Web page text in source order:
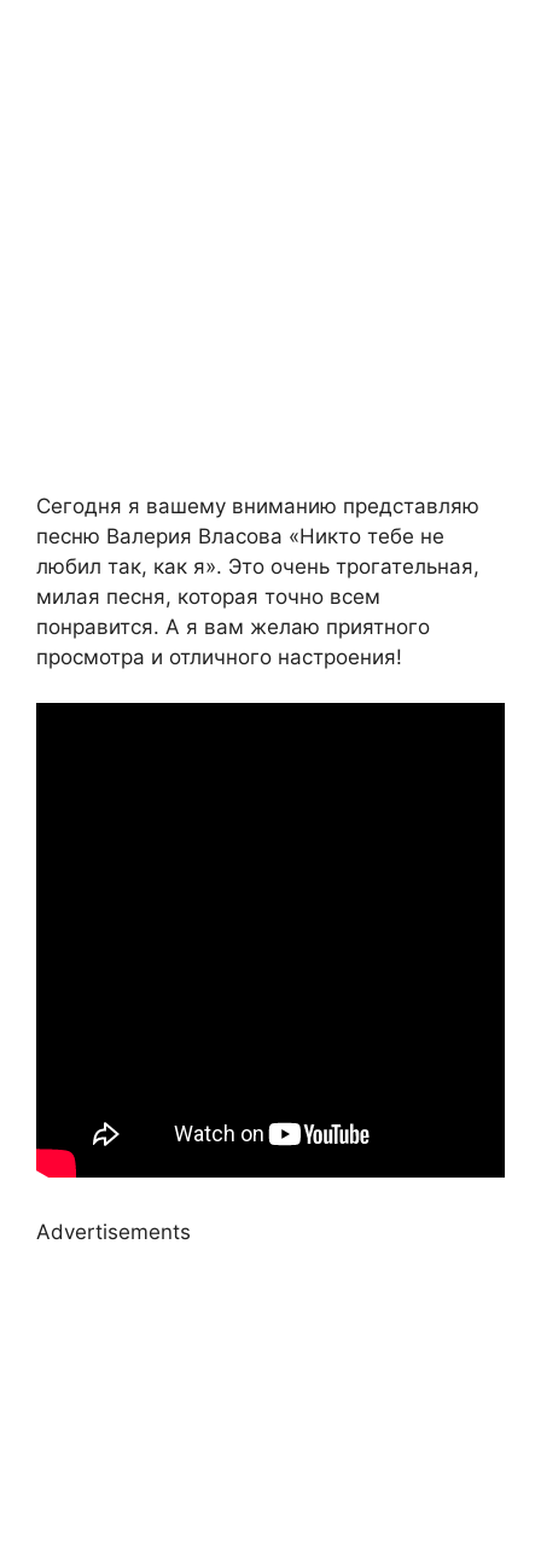
Сегодня я вашему вниманию представляю
песню Валерия Власова «Никто тебе не
любил так, как я». Это очень трогательная,
милая песня, которая точно всем
понравится. А я вам желаю приятного
просмотра и отличного настроения!
Advertisements